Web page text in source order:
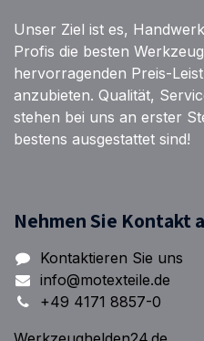
Unser Ziel ist es,
Profis die besten
hervorragenden Preis-
anzubieten. Qualität,
stehen bei uns an erster
bestens ausgestattet sind!
Nehmen Sie Kontakt
Kontaktieren Sie uns
info@motexteile.de
+49 4171 8857-0